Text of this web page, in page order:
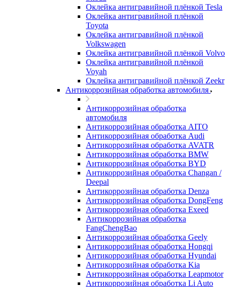
Оклейка антигравийной плёнкой Tesla
Оклейка антигравийной плёнкой
Toyota
Оклейка антигравийной плёнкой
Volkswagen
Оклейка антигравийной плёнкой Volvo
Оклейка антигравийной плёнкой
Voyah
Оклейка антигравийной плёнкой Zeekr
Антикоррозийная обработка автомобиля
Антикоррозийная обработка
автомобиля
Антикоррозийная обработка AITO
Антикоррозийная обработка Audi
Антикоррозийная обработка AVATR
Антикоррозийная обработка BMW
Антикоррозийная обработка BYD
Антикоррозийная обработка Changan /
Deepal
Антикоррозийная обработка Denza
Антикоррозийная обработка DongFeng
Антикоррозийная обработка Exeed
Антикоррозийная обработка
FangChengBao
Антикоррозийная обработка Geely
Антикоррозийная обработка Hongqi
Антикоррозийная обработка Hyundai
Антикоррозийная обработка Kia
Антикоррозийная обработка Leapmotor
Антикоррозийная обработка Li Auto